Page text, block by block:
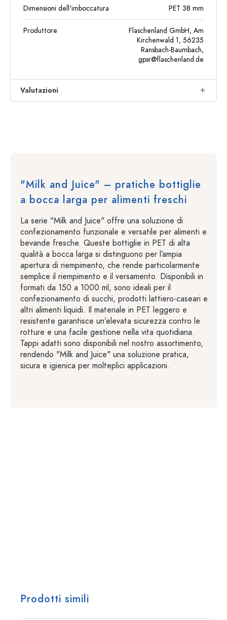
Dimensioni dell'imboccatura PET 38 mm
Produttore
Flaschenland GmbH, Am
Kirchenwald 1, 56235
Ransbach-Baumbach,
gpsr@flaschenland.de
Valutazioni
"Milk and Juice" – pratiche bottiglie
a bocca larga per alimenti freschi
La serie "Milk and Juice" offre una soluzione di
confezionamento funzionale e versatile per alimenti e
bevande fresche. Queste bottiglie in PET di alta
qualità a bocca larga si distinguono per l’ampia
apertura di riempimento, che rende particolarmente
semplice il riempimento e il versamento. Disponibili in
formati da 150 a 1000 ml, sono ideali per il
confezionamento di succhi, prodotti lattiero-caseari e
altri alimenti liquidi. Il materiale in PET leggero e
resistente garantisce un’elevata sicurezza contro le
rotture e una facile gestione nella vita quotidiana.
Tappi adatti sono disponibili nel nostro assortimento,
rendendo "Milk and Juice" una soluzione pratica,
sicura e igienica per molteplici applicazioni.
Prodotti simili